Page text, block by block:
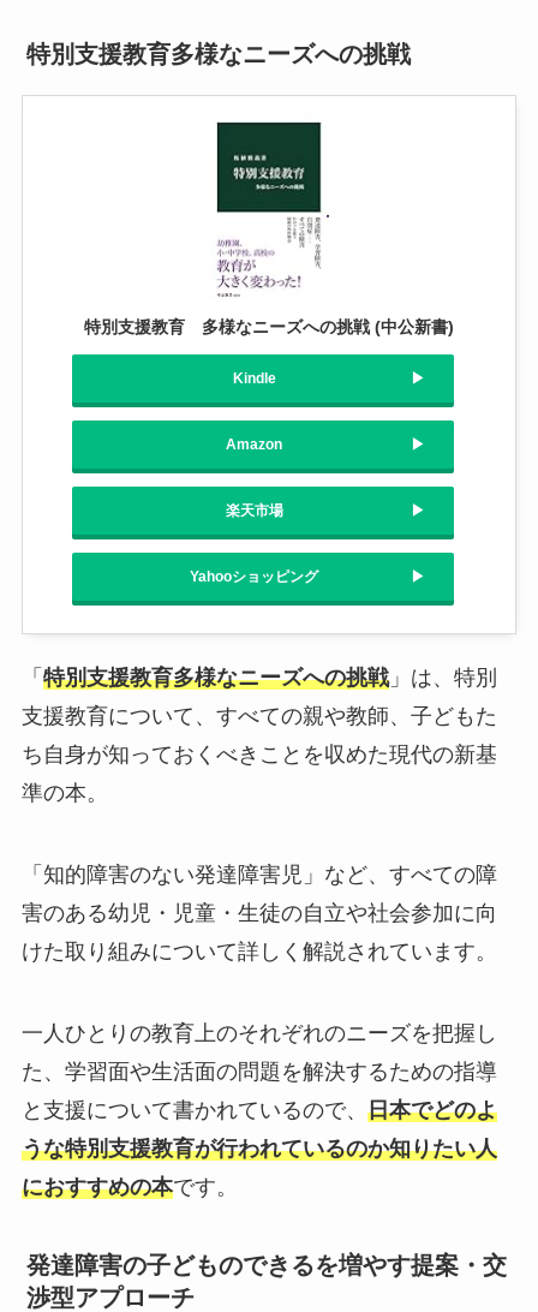
特別支援教育多様なニーズへの挑戦
特別支援教育 多様なニーズへの挑戦 (中公新書)
Kindle
Amazon
楽天市場
Yahooショッピング
「 特別支援教育多様なニーズへの挑戦」は、特別
支援教育について、すべての親や教師、子どもた
ち自身が知っておくべきことを収めた現代の新基
準の本。
「知的障害のない発達障害児」など、すべての障
害のある幼児・児童・生徒の自立や社会参加に向
けた取り組みについて詳しく解説されています。
一人ひとりの教育上のそれぞれのニーズを把握し
た、学習面や生活面の問題を解決するための指導
と支援について書かれているので、 日本でどのよ
うな特別支援教育が行われているのか知りたい人
におすすめの本です。
発達障害の子どものできるを増やす提案・交
渉型アプローチ